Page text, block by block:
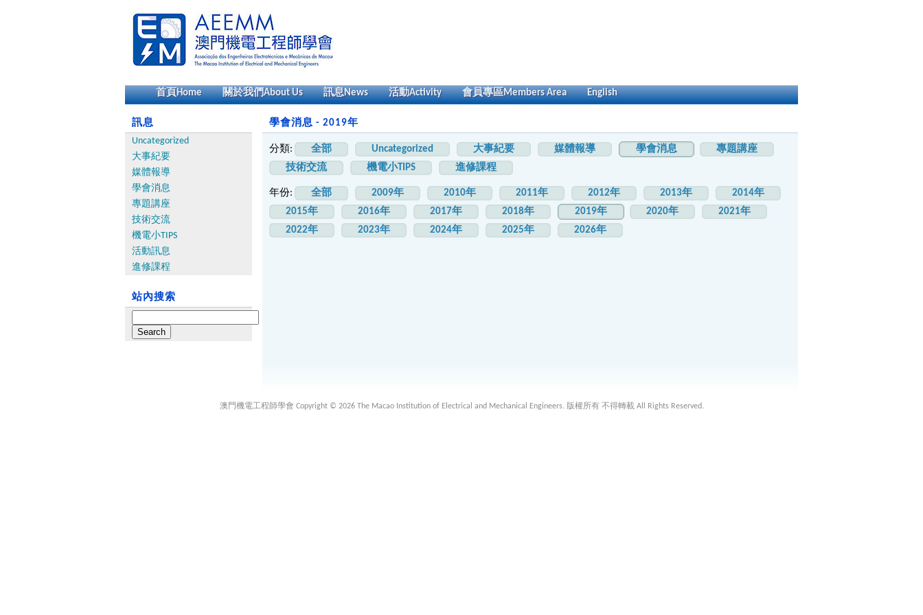
首頁Home 關於我們About Us 訊息News 活動Activity 會員專區Members Area English
訊息
Uncategorized
大事紀要
媒體報導
學會消息
專題講座
技術交流
機電小TIPS
活動訊息
進修課程
站內搜索
for:
學會消息 - 2019年
分類: 全部 Uncategorized 大事紀要 媒體報導 學會消息
專題講座
技術交流
機電小TIPS 進修課程
年份: 全部 2009年 2010年 2011年 2012年 2013年
2014年
2015年
2016年 2017年 2018年 2019年 2020年
2021年
2022年
2023年 2024年 2025年 2026年
澳門機電工程師學會 Copyright © 2026 The Macao Institution of Electrical and Mechanical Engineers. 版權所有 不得轉載 All Rights Reserved.